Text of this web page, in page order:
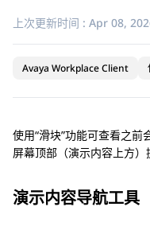
上次更新时间 : Apr 08,
Avaya Workplace Client
使用“滑块”功能可查看之前
屏幕顶部（演示内容上方）
演示内容导航工具